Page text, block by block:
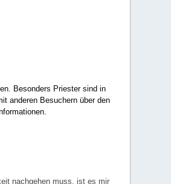
Besonders Priester sind in
anderen Besuchern über den
nachgehen muss, ist es mir